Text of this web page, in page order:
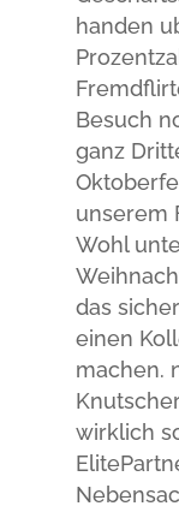
handen
Besuch
ganz
unserem
Wohl
das
einen
machen.
wirklich